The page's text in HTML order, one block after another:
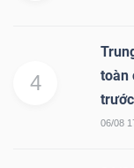
4
toàn
trước
06/08